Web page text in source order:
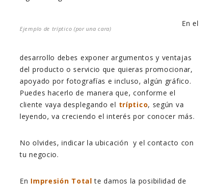
Ejemplo de tríptico (por una cara)
En el
desarrollo debes exponer argumentos y ventajas
del producto o servicio que quieras promocionar,
apoyado por fotografías e incluso, algún gráfico.
Puedes hacerlo de manera que, conforme el
cliente vaya desplegando el tríptico, según va
leyendo, va creciendo el interés por conocer más.
No olvides, indicar la ubicación y el contacto con
tu negocio.
En Impresión Total te damos la posibilidad de